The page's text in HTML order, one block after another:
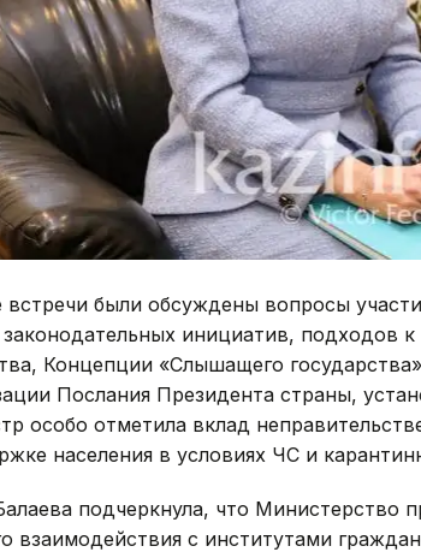
встречи были обсуждены вопросы
инициатив, подходов
Концепции «Слышащего
Послания Президента страны,
особо отметила вклад
населения в условиях ЧС и
подчеркнула, что Министерство
взаимодействия с институтами